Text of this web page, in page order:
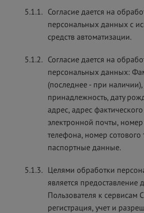
5.1.1. Согласие дается на
персональных данных с
средств автоматизации.
5.1.2. Согласие дается на
персональных данных:
(последнее - при
принадлежность, дату
адрес, адрес
электронной почты,
телефона, номер
паспортные данные.
5.1.3. Целями обработки
является предоставление
Пользователя к сервисам
регистрация, учет и